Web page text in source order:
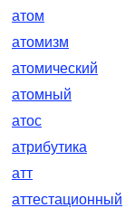
атом
атомизм
атомический
атомный
атос
атрибутика
атт
аттестационный